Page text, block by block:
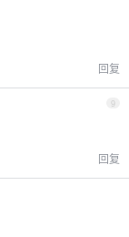
回复
9
回复